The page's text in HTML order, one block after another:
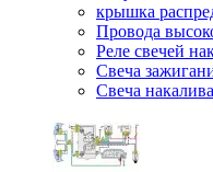
крышка
Провода
Реле свечей
Свеча
Свеча